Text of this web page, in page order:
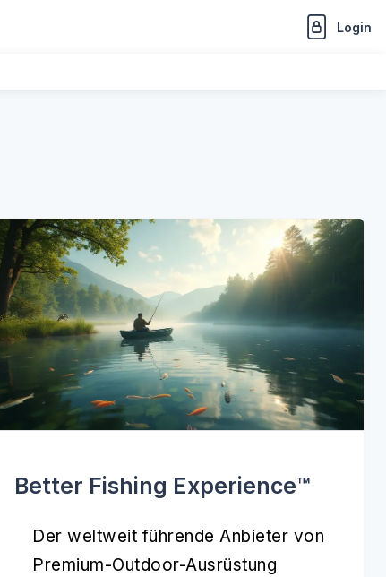
Login
Better Fishing Experience™️
Der weltweit führende Anbieter von
Premium-Outdoor-Ausrüstung